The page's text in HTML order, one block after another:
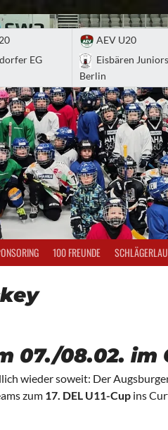
EG
AEV U20
Eisbären Juniors
Berlin
100 FREUNDE
07./08.02. im
wieder soweit: Der
zum 17. DEL U11-Cup ins